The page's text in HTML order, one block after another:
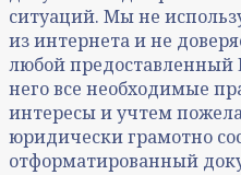
ситуаций. Мы не
из интернета и не
любой предоставленный
него все необходимые
интересы и учтем
юридически грамотно
отформатированный